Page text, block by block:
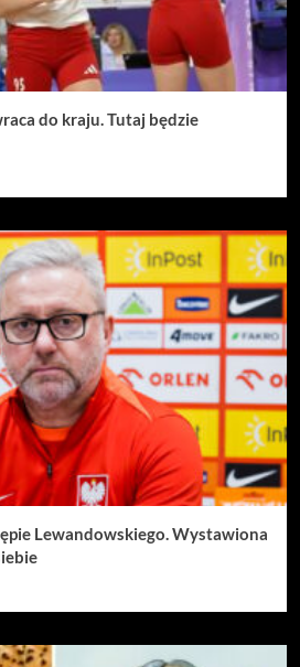
do kraju. Tutaj będzie
Lewandowskiego. Wystawiona